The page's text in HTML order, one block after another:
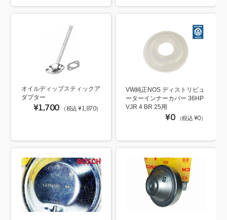
オイルディップスティックア
ダプター
¥1,700 （税込 ¥1,870）
VW純正NOS ディストリビュ
ーターインナーカバー 36HP
VJR 4 BR 25用
¥0 （税込 ¥0）